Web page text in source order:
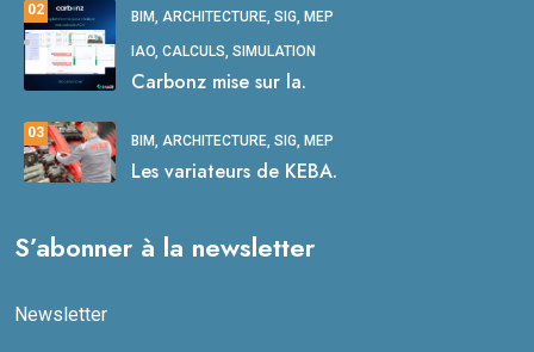
02 BIM, ARCHITECTURE, SIG, MEP
IAO, CALCULS, SIMULATION
Carbonz mise sur la.
03 BIM, ARCHITECTURE, SIG, MEP
Les variateurs de KEBA.
S’abonner à la newsletter
Newsletter